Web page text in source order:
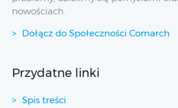
nowościach.
Dołącz do Społeczności Comarch
Przydatne linki
Spis treści